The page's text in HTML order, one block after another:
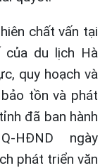
chất vấn tại
của du lịch Hà
quy hoạch và
tồn và phát
đã ban hành
HĐND ngày
phát triển văn